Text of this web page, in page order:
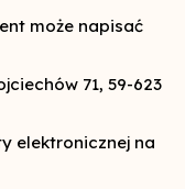
może napisać
71, 59-623
elektronicznej na